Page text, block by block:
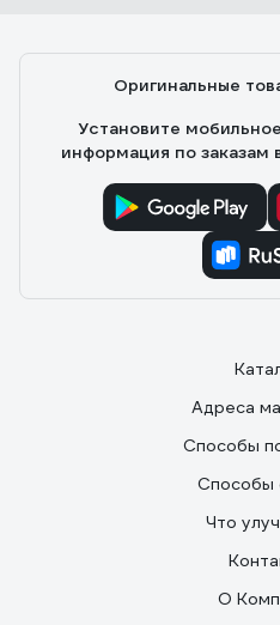
Оригинальные
Установите
информация по заказам
Адреса
Способы
Способы
Что
О